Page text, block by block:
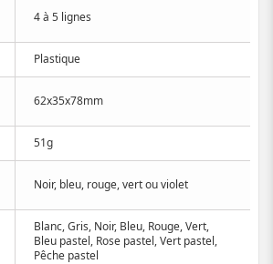
4 à 5 lignes
Plastique
62x35x78mm
51g
Noir, bleu, rouge, vert ou violet
Blanc, Gris, Noir, Bleu, Rouge, Vert,
Bleu pastel, Rose pastel, Vert pastel,
Pêche pastel